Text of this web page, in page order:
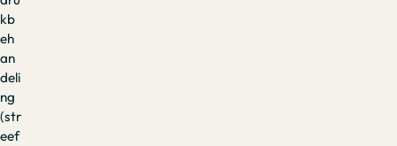
kb
eh
an
deli
ng
(str
eef